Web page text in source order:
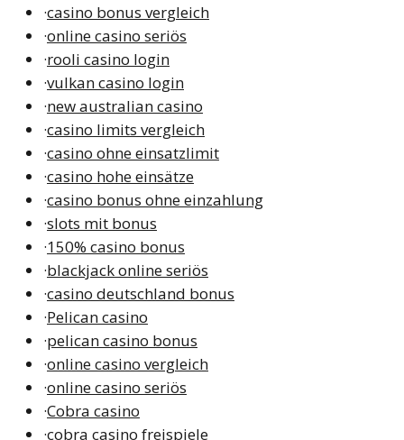
·casino bonus vergleich
·online casino seriös
·rooli casino login
·vulkan casino login
·new australian casino
·casino limits vergleich
·casino ohne einsatzlimit
·casino hohe einsätze
·casino bonus ohne einzahlung
·slots mit bonus
·150% casino bonus
·blackjack online seriös
·casino deutschland bonus
·Pelican casino
·pelican casino bonus
·online casino vergleich
·online casino seriös
·Cobra casino
·cobra casino freispiele